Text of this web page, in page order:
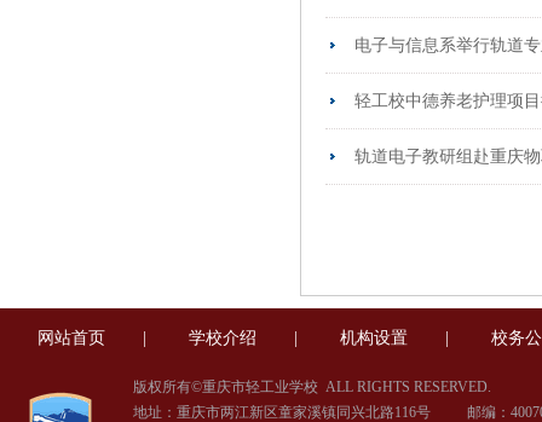
电子与信息系举行轨道
轻工校中德养老护理项
轨道电子教研组赴重庆
网站首页 学校介绍 机构设置 校务
版权所有©重庆市轻工业学校 ALL RIGHTS RESERVED.
地址：重庆市两江新区童家溪镇同兴北路116号 邮编：